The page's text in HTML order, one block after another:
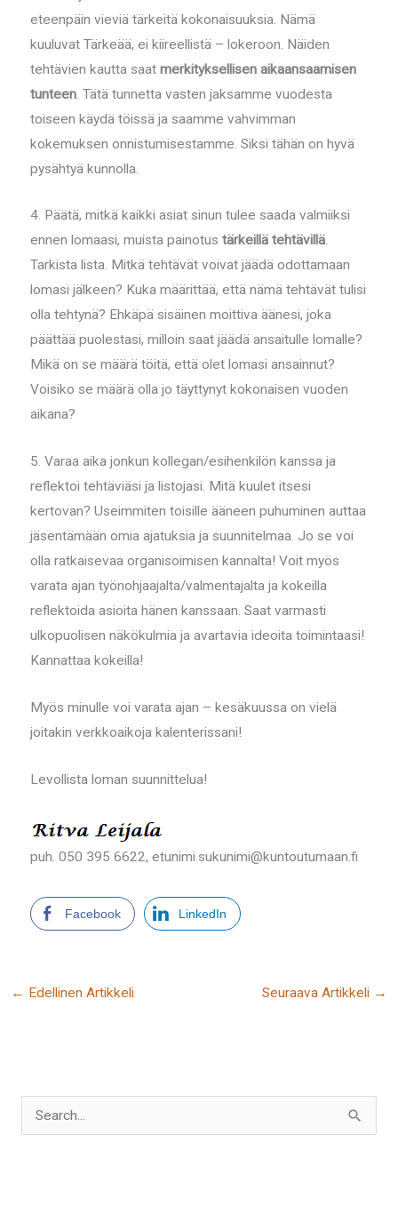
eteenpäin vieviä tärkeitä kokonaisuuksia. Nämä
kuuluvat Tärkeää, ei kiireellistä – lokeroon. Näiden
tehtävien kautta saat merkityksellisen aikaansaamisen
tunteen. Tätä tunnetta vasten jaksamme vuodesta
toiseen käydä töissä ja saamme vahvimman
kokemuksen onnistumisestamme. Siksi tähän on hyvä
pysähtyä kunnolla.
4. Päätä, mitkä kaikki asiat sinun tulee saada valmiiksi
ennen lomaasi, muista painotus tärkeillä tehtävillä.
Tarkista lista. Mitkä tehtävät voivat jäädä odottamaan
lomasi jälkeen? Kuka määrittää, että nämä tehtävät tulisi
olla tehtynä? Ehkäpä sisäinen moittiva äänesi, joka
päättää puolestasi, milloin saat jäädä ansaitulle lomalle?
Mikä on se määrä töitä, että olet lomasi ansainnut?
Voisiko se määrä olla jo täyttynyt kokonaisen vuoden
aikana?
5. Varaa aika jonkun kollegan/esihenkilön kanssa ja
reflektoi tehtäviäsi ja listojasi. Mitä kuulet itsesi
kertovan? Useimmiten toisille ääneen puhuminen auttaa
jäsentämään omia ajatuksia ja suunnitelmaa. Jo se voi
olla ratkaisevaa organisoimisen kannalta! Voit myös
varata ajan työnohjaajalta/valmentajalta ja kokeilla
reflektoida asioita hänen kanssaan. Saat varmasti
ulkopuolisen näkökulmia ja avartavia ideoita toimintaasi!
Kannattaa kokeilla!
Myös minulle voi varata ajan – kesäkuussa on vielä
joitakin verkkoaikoja kalenterissani!
Levollista loman suunnittelua!
puh. 050 395 6622, etunimi.sukunimi@kuntoutumaan.fi
Facebook LinkedIn
← Edellinen Artikkeli Seuraava Artikkeli →
Search
for: